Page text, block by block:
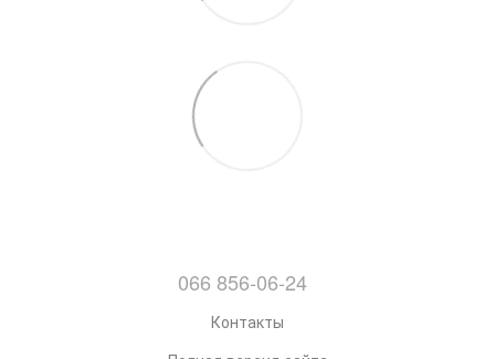
066 856-06-24
Контакты